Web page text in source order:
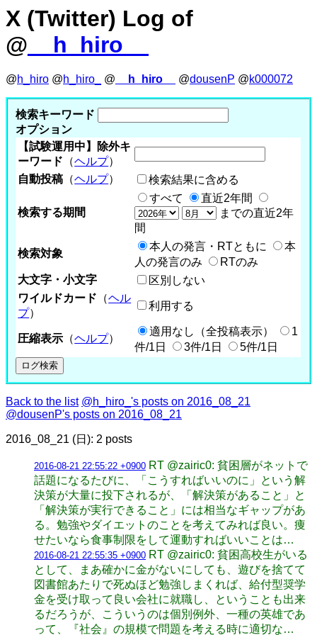
X (Twitter) Log of
@ __h_hiro__
@h_hiro @h_hiro_ @ __h_hiro__ @dousenP @k000072
検索キーワード
オプション
【試験運用中】除外キ
ーワード （ヘルプ）
自動投稿 （ヘルプ） 検索結果に含める
検索する期間
すべて
直近2年間
までの直近2年
間
検索対象
本人の発言・RTともに
本
人の発言のみ
RTのみ
大文字・小文字
区別しない
ワイルドカード （ヘル
プ）
利用する
圧縮表示 （ヘルプ）
適用なし（全投稿表示）
1
件/1日
3件/1日 5件/1日
Back to the list @h_hiro_'s posts on 2016_08_21
@dousenP's posts on 2016_08_21
2016_08_21 (日): 2 posts
2016-08-21 22:55:22 +0900 RT @zairic0: 貧困層がネットで
話題になるたびに、「こうすればいいのに」という解
決策が大量に投下されるが、「解決策があること」と
「解決策が実行できること」には相当なギャップがあ
る。勉強やダイエットのことを考えてみれば良い。痩
せたいなら食事制限をして運動すればいいことは…
2016-08-21 22:55:35 +0900 RT @zairic0: 貧困高校生がいる
として、まあ確かに金がないにしても、遊びを捨てて
図書館あたりで死ぬほど勉強しまくれば、給付型奨学
金を受け取って良い会社に就職し、ということも出来
るだろうが、こういうのは個別例外、一種の英雄であ
って、『社会』の規模で問題を考える時に適切な…